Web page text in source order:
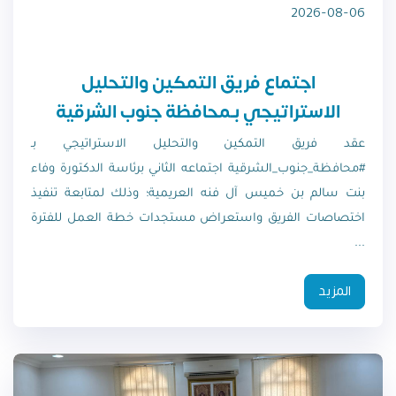
2026-08-06
اجتماع فريق التمكين والتحليل
الاستراتيجي بـمحافظة جنوب الشرقية
عقد فريق التمكين والتحليل الاستراتيجي بـ
#محافظة_جنوب_الشرقية اجتماعه الثاني برئاسة الدكتورة وفاء
بنت سالم بن خميس آل فنه العريمية؛ وذلك لمتابعة تنفيذ
اختصاصات الفريق واستعراض مستجدات خطة العمل للفترة
...
المزيد